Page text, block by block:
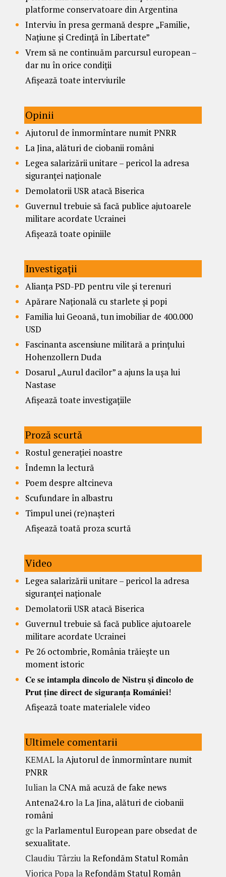
platforme conservatoare din Argentina
Interviu în presa germană despre „Familie,
Națiune și Credință în Libertate”
Vrem să ne continuăm parcursul european –
dar nu în orice condiții
Afișează toate interviurile
Opinii
Ajutorul de înmormîntare numit PNRR
La Jina, alături de ciobanii români
Legea salarizării unitare – pericol la adresa
siguranței naționale
Demolatorii USR atacă Biserica
Guvernul trebuie să facă publice ajutoarele
militare acordate Ucrainei
Afișează toate opiniile
Investigații
Alianța PSD-PD pentru vile și terenuri
Apărare Națională cu starlete și popi
Familia lui Geoană, tun imobiliar de 400.000
USD
Fascinanta ascensiune militară a prințului
Hohenzollern Duda
Dosarul „Aurul dacilor” a ajuns la ușa lui
Nastase
Afișează toate investigațiile
Proză scurtă
Rostul generației noastre
Îndemn la lectură
Poem despre altcineva
Scufundare în albastru
Timpul unei (re)nașteri
Afișează toată proza scurtă
Video
Legea salarizării unitare – pericol la adresa
siguranței naționale
Demolatorii USR atacă Biserica
Guvernul trebuie să facă publice ajutoarele
militare acordate Ucrainei
Pe 26 octombrie, România trăiește un
moment istoric
𝐂𝐞 𝐬𝐞 𝐢𝐧𝐭𝐚𝐦𝐩𝐥𝐚 𝐝𝐢𝐧𝐜𝐨𝐥𝐨 𝐝𝐞 𝐍𝐢𝐬𝐭𝐫𝐮 𝐬̦𝐢 𝐝𝐢𝐧𝐜𝐨𝐥𝐨 𝐝𝐞
𝐏𝐫𝐮𝐭 𝐭̦𝐢𝐧𝐞 𝐝𝐢𝐫𝐞𝐜𝐭 𝐝𝐞 𝐬𝐢𝐠𝐮𝐫𝐚𝐧𝐭̦𝐚 𝐑𝐨𝐦𝐚̂𝐧𝐢𝐞𝐢!
Afișează toate materialele video
Ultimele comentarii
KEMAL laAjutorul de înmormîntare numit
PNRR
Iulianla CNA mă acuză de fake news
Antena24.ro laLa Jina, alături de ciobanii
români
gclaParlamentul European pare obsedat de
sexualitate.
Claudiu Târziu laRefondăm Statul Român
Viorica PopalaRefondăm Statul Român